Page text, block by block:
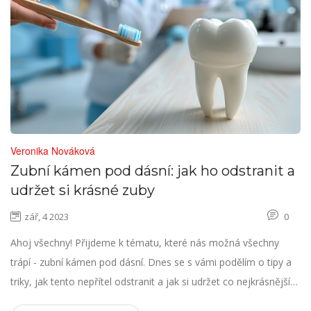
Veronika Nováková
Zubní kámen pod dásní: jak ho odstranit a
udržet si krásné zuby
zář, 4 2023 0
Ahoj všechny! Přijdeme k tématu, které nás možná všechny
trápí - zubní kámen pod dásní. Dnes se s vámi podělím o tipy a
triky, jak tento nepřítel odstranit a jak si udržet co nejkrásnější